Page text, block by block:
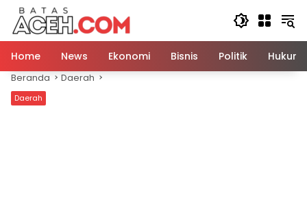
Langsung
konten
Home
News Ekonomi Bisnis Politik Hukum
Beranda Daerah
Daerah